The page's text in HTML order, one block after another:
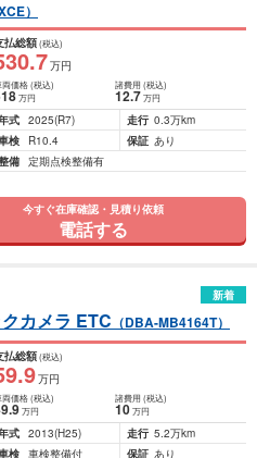
）
払総額(税込)
.7万円
両価格(税込)
万円
諸費用 (税込)
12.7 万円
式 2025(R7) 走行 0.3万km
検
R10.4 保証 あり
備 定期点検整備有
今すぐ在庫確認・見積り依頼
電話する
新着
カメラ ETC （DBA-MB4164T）
払総額(税込)
.9万円
両価格(税込)
.9万円
諸費用 (税込)
10 万円
式 2013(H25) 走行 5.2万km
検 車検整備付 保証 あり